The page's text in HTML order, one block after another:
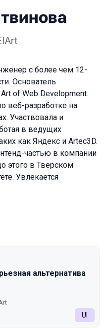
с более чем 12-
Основатель
of Web Development.
веб-разработке на
Участвовала и
в ведущих
как Яндекс и Artec3D.
частью в компании
этого в Тверском
Увлекается
2023 Spring
альтернатива
UI